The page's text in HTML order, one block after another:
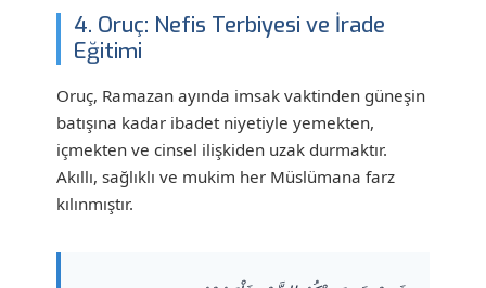
4. Oruç: Nefis Terbiyesi ve İrade
Eğitimi
Oruç, Ramazan ayında imsak vaktinden güneşin
batışına kadar ibadet niyetiyle yemekten,
içmekten ve cinsel ilişkiden uzak durmaktır.
Akıllı, sağlıklı ve mukim her Müslümana farz
kılınmıştır.